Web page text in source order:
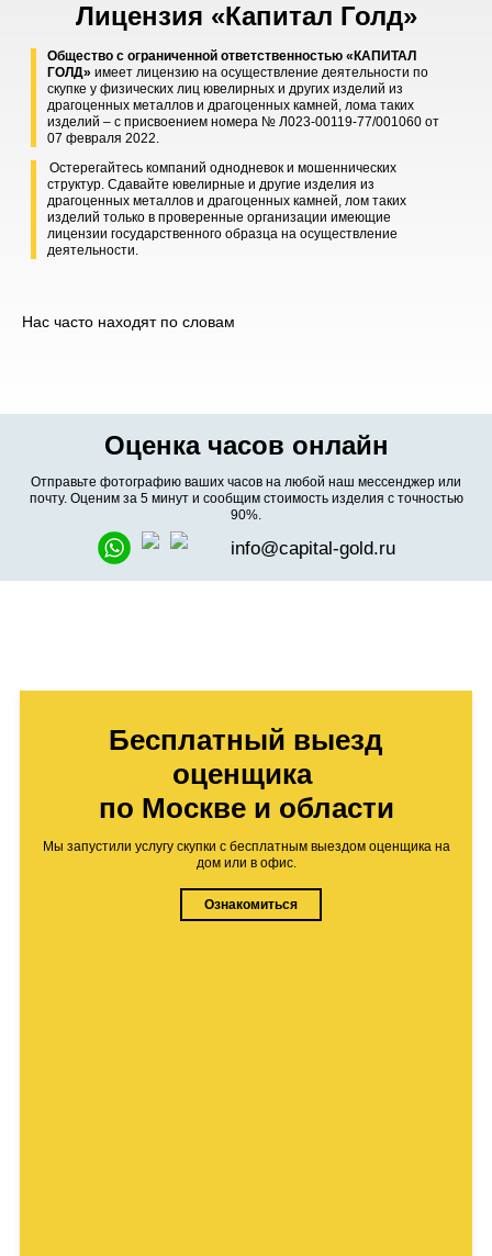
Лицензия «Капитал Голд»
Общество с ограниченной ответственностью «КАПИТАЛ
ГОЛД» имеет лицензию на осуществление деятельности по
скупке у физических лиц ювелирных и других изделий из
драгоценных металлов и драгоценных камней, лома таких
изделий – с присвоением номера № Л023-00119-77/001060 от
07 февраля 2022.
Остерегайтесь компаний однодневок и мошеннических
структур. Сдавайте ювелирные и другие изделия из
драгоценных металлов и драгоценных камней, лом таких
изделий только в проверенные организации имеющие
лицензии государственного образца на осуществление
деятельности.
Нас часто находят по словам
Оценка часов онлайн
Отправьте фотографию ваших часов на любой наш мессенджер или
почту. Оценим за 5 минут и сообщим стоимость изделия с точностью
90%.
info@capital-gold.ru
Бесплатный выезд
оценщика
по Москве и области
Мы запустили услугу скупки с бесплатным выездом оценщика на
дом или в офис.
Ознакомиться